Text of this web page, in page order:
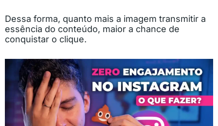
Dessa forma, quanto mais a imagem transmitir a
essência do conteúdo, maior a chance de
conquistar o clique.